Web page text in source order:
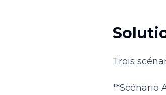
Trois
**Scénario